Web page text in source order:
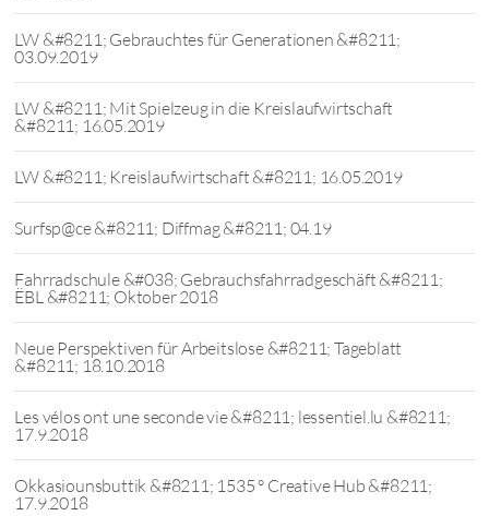
LW &#8211; Gebrauchtes für Generationen &#8211;
03.09.2019
LW &#8211; Mit Spielzeug in die Kreislaufwirtschaft
&#8211; 16.05.2019
LW &#8211; Kreislaufwirtschaft &#8211; 16.05.2019
Surfsp@ce &#8211; Diffmag &#8211; 04.19
Fahrradschule &#038; Gebrauchsfahrradgeschäft &#8211;
ËBL &#8211; Oktober 2018
Neue Perspektiven für Arbeitslose &#8211; Tageblatt
&#8211; 18.10.2018
Les vélos ont une seconde vie &#8211; lessentiel.lu &#8211;
17.9.2018
Okkasiounsbuttik &#8211; 1535 ° Creative Hub &#8211;
17.9.2018